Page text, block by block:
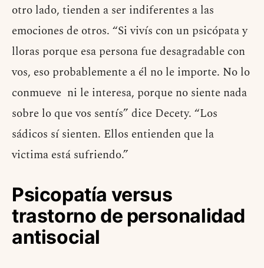
otro lado, tienden a ser indiferentes a las
emociones de otros. “Si vivís con un psicópata y
lloras porque esa persona fue desagradable con
vos, eso probablemente a él no le importe. No lo
conmueve ni le interesa, porque no siente nada
sobre lo que vos sentís” dice Decety. “Los
sádicos sí sienten. Ellos entienden que la
victima está sufriendo.”
Psicopatía versus
trastorno de personalidad
antisocial